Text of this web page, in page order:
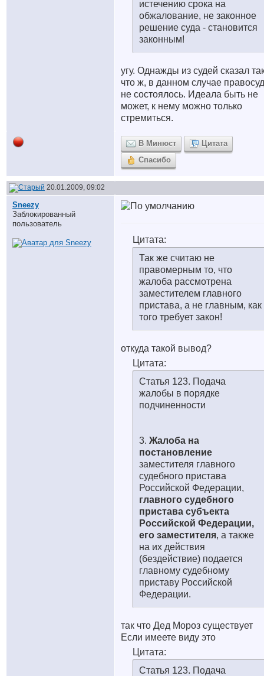
истечению срока на
обжалование, не законное
решение суда - становится
законным!
угу. Однажды из судей сказал
что ж, в данном случае
не состоялось. Идеала быть не
может, к нему можно только
стремиться.
В Минюст
Цитата
Спасибо
20.01.2009, 09:02
Sneezy
Заблокированный
пользователь
Цитата:
Так же считаю не
правомерным то, что
жалоба рассмотрена
заместителем главного
пристава, а не главным, как
того требует закон!
откуда такой вывод?
Цитата:
Статья 123. Подача
жалобы в порядке
подчиненности
3. Жалоба на
постановление
заместителя главного
судебного пристава
Российской Федерации,
главного судебного
пристава субъекта
Российской Федерации,
его заместителя, а также
на их действия
(бездействие) подается
главному судебному
приставу Российской
Федерации.
так что Дед Мороз существует
Если имеете виду это
Цитата:
Статья 123. Подача